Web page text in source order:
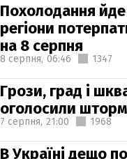
Похолодання йде
регіони
на 8 серпня
8 серпня, 06:46 1347
Грози, град і
оголосили
7 серпня, 21:00 1968
В Україні дещо